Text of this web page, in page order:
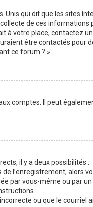
Unis qui dit que les sites
de ces
à votre place, contactez
être contactés pour
ce forum ? ».
comptes. Il peut
il y a deux possibilités :
l’enregistrement,
par vous-même ou par
ou que le